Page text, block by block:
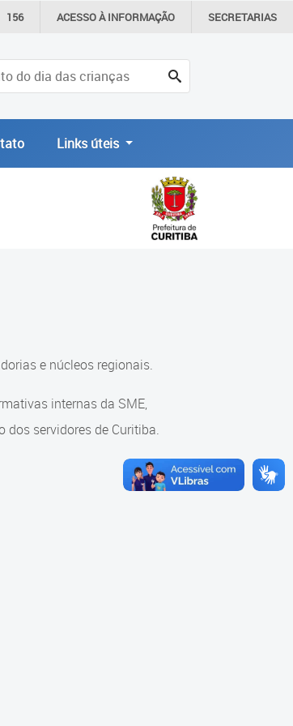
156 ACESSO ÀINFORMAÇÃO SECRETARIAS
Links úteis
e núcleos regionais.
internas da SME,
servidores de Curitiba.